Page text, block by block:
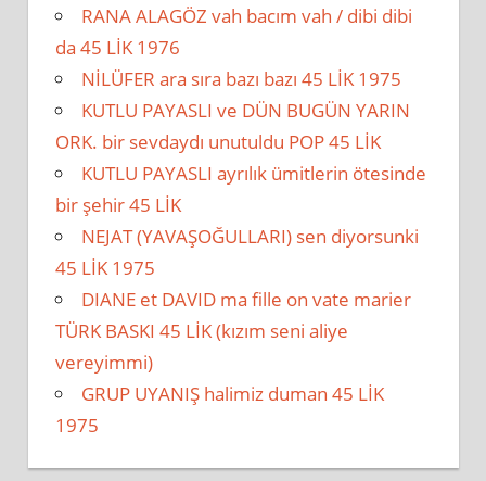
RANA ALAGÖZ vah bacım vah / dibi dibi
da 45 LİK 1976
NİLÜFER ara sıra bazı bazı 45 LİK 1975
KUTLU PAYASLI ve DÜN BUGÜN YARIN
ORK. bir sevdaydı unutuldu POP 45 LİK
KUTLU PAYASLI ayrılık ümitlerin ötesinde
bir şehir 45 LİK
NEJAT (YAVAŞOĞULLARI) sen diyorsunki
45 LİK 1975
DIANE et DAVID ma fille on vate marier
TÜRK BASKI 45 LİK (kızım seni aliye
vereyimmi)
GRUP UYANIŞ halimiz duman 45 LİK
1975